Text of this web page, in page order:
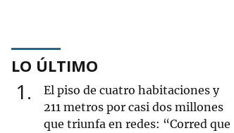
LO ÚLTIMO
1
El piso de cuatro habitaciones y
211 metros por casi dos millones
que triunfa en redes: “Corred que